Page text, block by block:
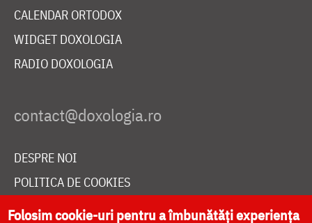
CALENDAR ORTODOX
WIDGET DOXOLOGIA
RADIO DOXOLOGIA
DESPRE NOI
POLITICA DE COOKIES
DONEAZĂ ONLINE PENTRU CATEDRALA NAȚIONALĂ
Folosim cookie-uri pentru a îmbunătăți experiența